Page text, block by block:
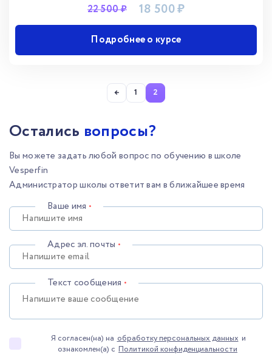
22 500 ₽ 18 500 ₽
Подробнее о курсе
← 1 2
Остались вопросы?
Вы можете задать любой вопрос по обучению в школе
Vesperfin
Администратор школы ответит вам в ближайшее время
Ваше имя •
Адрес эл. почты •
Текст сообщения •
Я согласен(на) на обработку персональных данных и
ознакомлен(а) с Политикой конфиденциальности